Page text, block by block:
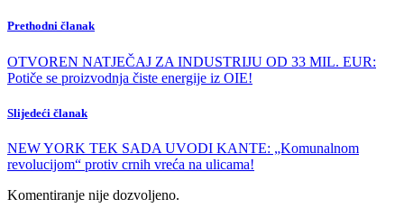
Prethodni članak
OTVOREN NATJEČAJ ZA INDUSTRIJU OD 33 MIL. EUR:
Potiče se proizvodnja čiste energije iz OIE!
Slijedeći članak
NEW YORK TEK SADA UVODI KANTE: „Komunalnom
revolucijom“ protiv crnih vreća na ulicama!
Komentiranje nije dozvoljeno.